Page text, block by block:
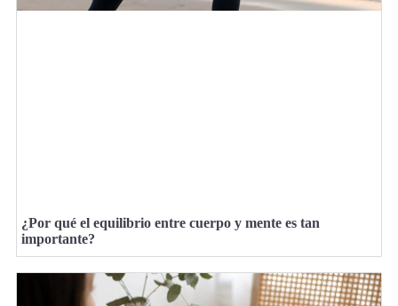
¿Por qué el equilibrio entre cuerpo y mente es tan
importante?